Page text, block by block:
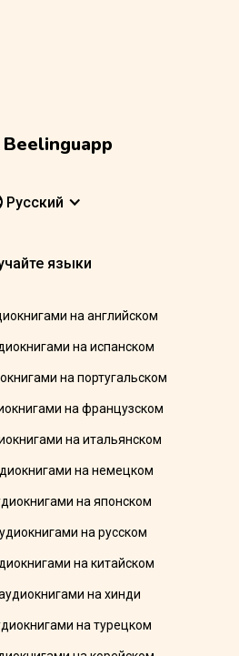
Beelinguapp
Pусский
языки
на английском
на испанском
на португальском
на французском
на итальянском
на немецком
на японском
на русском
на китайском
на хинди
на турецком